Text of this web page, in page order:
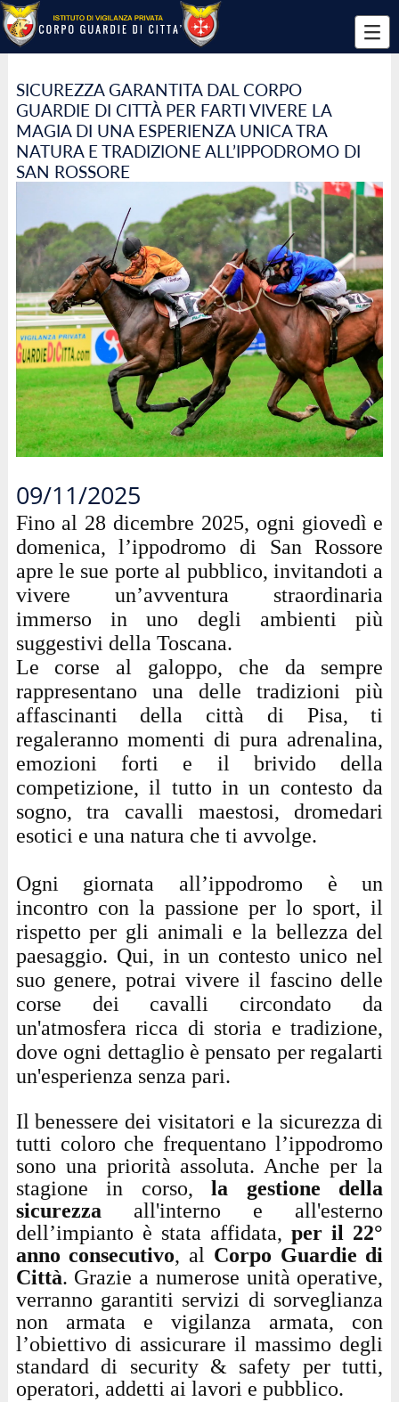
SICUREZZA GARANTITA DAL CORPO
GUARDIE DI CITTÀ PER FARTI VIVERE LA
MAGIA DI UNA ESPERIENZA UNICA TRA
NATURA E TRADIZIONE ALL’IPPODROMO DI
SAN ROSSORE
09/11/2025
Fino al 28 dicembre 2025, ogni giovedì e
domenica, l’ippodromo di San Rossore
apre le sue porte al pubblico, invitandoti a
vivere un’avventura straordinaria
immerso in uno degli ambienti più
suggestivi della Toscana.
Le corse al galoppo, che da sempre
rappresentano una delle tradizioni più
affascinanti della città di Pisa, ti
regaleranno momenti di pura adrenalina,
emozioni forti e il brivido della
competizione, il tutto in un contesto da
sogno, tra cavalli maestosi, dromedari
esotici e una natura che ti avvolge.
Ogni giornata all’ippodromo è un
incontro con la passione per lo sport, il
rispetto per gli animali e la bellezza del
paesaggio. Qui, in un contesto unico nel
suo genere, potrai vivere il fascino delle
corse dei cavalli circondato da
un'atmosfera ricca di storia e tradizione,
dove ogni dettaglio è pensato per regalarti
un'esperienza senza pari.
Il benessere dei visitatori e la sicurezza di
tutti coloro che frequentano l’ippodromo
sono una priorità assoluta. Anche per la
stagione in corso,la gestione della
sicurezzaall'interno e all'esterno
dell’impianto è stata affidata,per il 22°
anno consecutivo, al Corpo Guardie di
Città. Grazie a numerose unità operative,
verranno garantiti servizi di sorveglianza
non armata e vigilanza armata, con
l’obiettivo di assicurare il massimo degli
standard di security & safety per tutti,
operatori, addetti ai lavori e pubblico.